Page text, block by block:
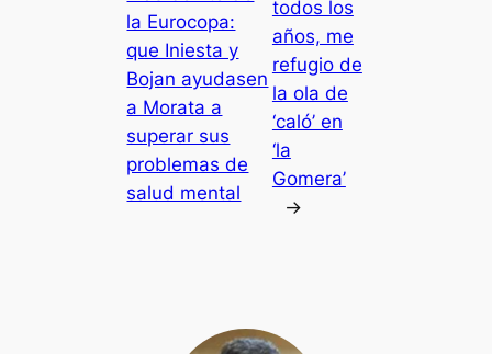
la Eurocopa:
que Iniesta y
Bojan ayudasen
a Morata a
superar sus
problemas de
salud mental
todos los
años, me
refugio de
la ola de
‘caló’ en
‘la
Gomera’
→